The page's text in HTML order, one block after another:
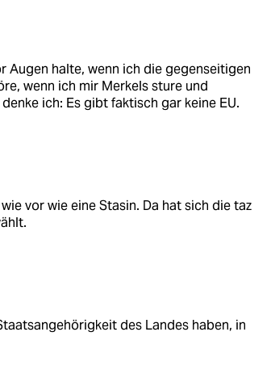
Augen halte, wenn ich die gegenseitigen
wenn ich mir Merkels sture und
ich: Es gibt faktisch gar keine EU.
vor wie eine Stasin. Da hat sich die taz
des Landes haben, in